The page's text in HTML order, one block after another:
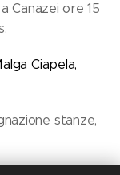
Canazei ore 15
Ciapela,
stanze,